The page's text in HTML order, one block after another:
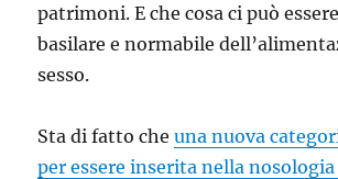
patrimoni. E che cosa ci può
basilare e normabile
sesso.
Sta di fatto cheuna nuova
per essere inserita nella